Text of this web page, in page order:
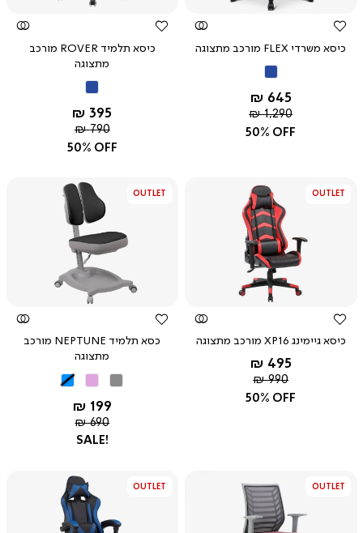
כיסא משרדי FLEX מורכב מתצוגה
החל מ-
645 ₪
מחיר
רגיל
1,290 ₪
50% OFF
כיסא תלמיד ROVER מורכב
מתצוגה
החל מ-
395 ₪
מחיר
רגיל
790 ₪
50% OFF
OUTLET
צפייה
מהירה
כיסא גיימינג XP16 מורכב מתצוגה
החל מ-
495 ₪
מחיר
רגיל
990 ₪
50% OFF
שחור
אדום
OUTLET
צפייה
מהירה
כסא תלמיד NEPTUNE מורכב
מתצוגה
ורוד תכלת
החל מ-
199 ₪
מחיר
רגיל
690 ₪
SALE!
OUTLET
OUTLET